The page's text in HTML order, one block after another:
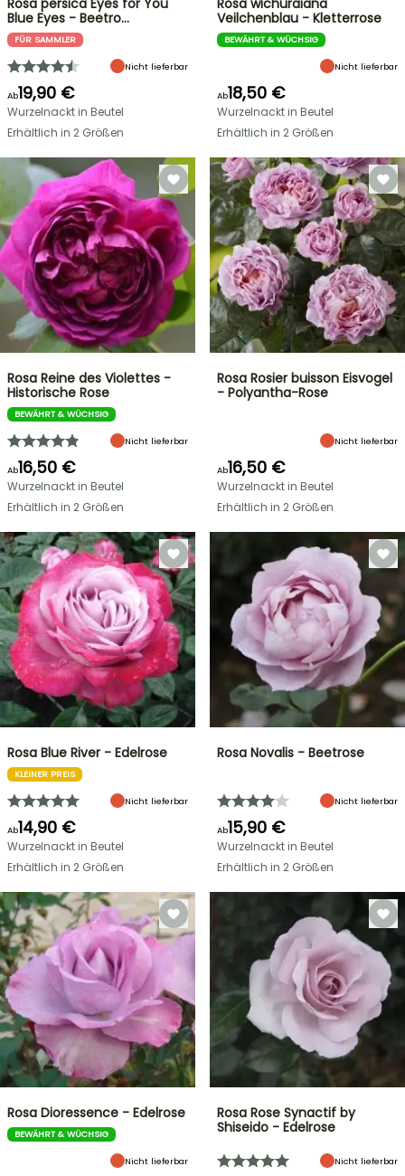
Rosa persica Eyes for You
Blue Eyes - Beetro…
FÜR SAMMLER
Nicht lieferbar
Ab19,90 €
Wurzelnackt in Beutel
Erhältlich in 2 Größen
Rosa wichuraiana
Veilchenblau - Kletterrose
BEWÄHRT & WÜCHSIG
Nicht lieferbar
Ab18,50 €
Wurzelnackt in Beutel
Erhältlich in 2 Größen
Rosa Reine des Violettes -
Historische Rose
BEWÄHRT & WÜCHSIG
Nicht lieferbar
Ab16,50 €
Wurzelnackt in Beutel
Erhältlich in 2 Größen
Rosa Rosier buisson Eisvogel
- Polyantha-Rose
Nicht lieferbar
Ab16,50 €
Wurzelnackt in Beutel
Erhältlich in 2 Größen
Rosa Blue River - Edelrose
KLEINER PREIS
Nicht lieferbar
Ab14,90 €
Wurzelnackt in Beutel
Erhältlich in 2 Größen
Rosa Novalis - Beetrose
Nicht lieferbar
Ab15,90 €
Wurzelnackt in Beutel
Erhältlich in 2 Größen
Rosa Dioressence - Edelrose
BEWÄHRT & WÜCHSIG
Nicht lieferbar
Rosa Rose Synactif by
Shiseido - Edelrose
Nicht lieferbar